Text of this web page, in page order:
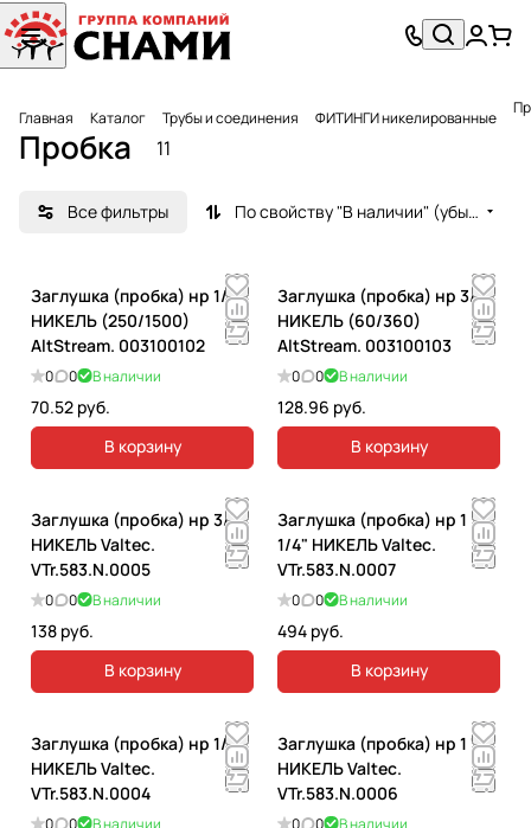
Главная Каталог Трубы и соединения ФИТИНГИ никелированные
Пробка 11
Все фильтры По свойству "В наличии" (убывание)
Заглушка (пробка) нр 1/2"
НИКЕЛЬ (250/1500)
AltStream. 003100102
0 0 В наличии
70.52 руб.
В корзину
Заглушка (пробка) нр 3/4"
НИКЕЛЬ (60/360)
AltStream. 003100103
0 0 В наличии
128.96 руб.
В корзину
Заглушка (пробка) нр 3/4"
НИКЕЛЬ Valtec.
VTr.583.N.0005
0 0 В наличии
138 руб.
В корзину
Заглушка (пробка) нр 1
1/4" НИКЕЛЬ Valtec.
VTr.583.N.0007
0 0 В наличии
494 руб.
В корзину
Заглушка (пробка) нр 1/2"
НИКЕЛЬ Valtec.
VTr.583.N.0004
0 0 В наличии
Заглушка (пробка) нр 1 "
НИКЕЛЬ Valtec.
VTr.583.N.0006
0 0 В наличии